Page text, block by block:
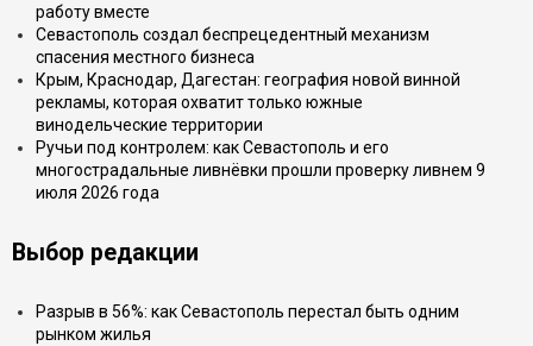
работу вместе
Севастополь создал беспрецедентный механизм
спасения местного бизнеса
Крым, Краснодар, Дагестан: география новой винной
рекламы, которая охватит только южные
винодельческие территории
Ручьи под контролем: как Севастополь и его
многострадальные ливнёвки прошли проверку ливнем 9
июля 2026 года
Выбор редакции
Разрыв в 56%: как Севастополь перестал быть одним
рынком жилья